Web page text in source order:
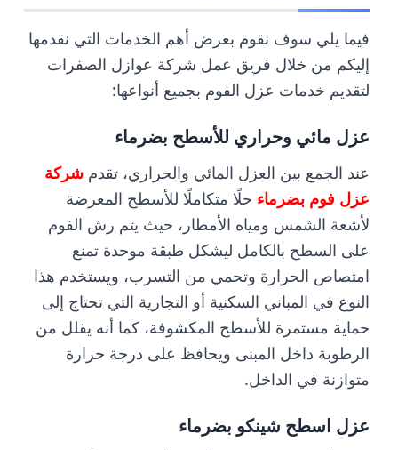
فيما يلي سوف نقوم بعرض أهم الخدمات التي نقدمها
إليكم من خلال فريق عمل شركة عوازل الصفرات
لتقديم خدمات عزل الفوم بجميع أنواعها:
عزل مائي وحراري للأسطح بضرماء
عند الجمع بين العزل المائي والحراري، تقدم شركة
عزل فوم بضرماء حلًا متكاملًا للأسطح المعرضة
لأشعة الشمس ومياه الأمطار، حيث يتم رش الفوم
على السطح بالكامل ليشكل طبقة موحدة تمنع
امتصاص الحرارة وتحمي من التسرب، ويستخدم هذا
النوع في المباني السكنية أو التجارية التي تحتاج إلى
حماية مستمرة للأسطح المكشوفة، كما أنه يقلل من
الرطوبة داخل المبنى ويحافظ على درجة حرارة
متوازنة في الداخل.
عزل اسطح شينكو بضرماء